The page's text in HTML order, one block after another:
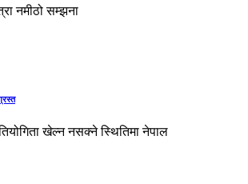
नमीठो सम्झना
खेल्‍न नसक्‍ने स्थितिमा नेपाल